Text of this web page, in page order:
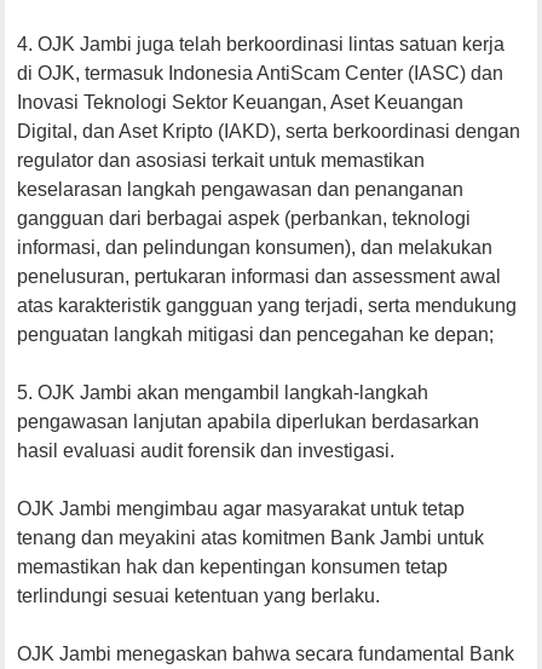
4. OJK Jambi juga telah berkoordinasi lintas satuan kerja
di OJK, termasuk Indonesia AntiScam Center (IASC) dan
Inovasi Teknologi Sektor Keuangan, Aset Keuangan
Digital, dan Aset Kripto (IAKD), serta berkoordinasi dengan
regulator dan asosiasi terkait untuk memastikan
keselarasan langkah pengawasan dan penanganan
gangguan dari berbagai aspek (perbankan, teknologi
informasi, dan pelindungan konsumen), dan melakukan
penelusuran, pertukaran informasi dan assessment awal
atas karakteristik gangguan yang terjadi, serta mendukung
penguatan langkah mitigasi dan pencegahan ke depan;
5. OJK Jambi akan mengambil langkah-langkah
pengawasan lanjutan apabila diperlukan berdasarkan
hasil evaluasi audit forensik dan investigasi.
OJK Jambi mengimbau agar masyarakat untuk tetap
tenang dan meyakini atas komitmen Bank Jambi untuk
memastikan hak dan kepentingan konsumen tetap
terlindungi sesuai ketentuan yang berlaku.
OJK Jambi menegaskan bahwa secara fundamental Bank